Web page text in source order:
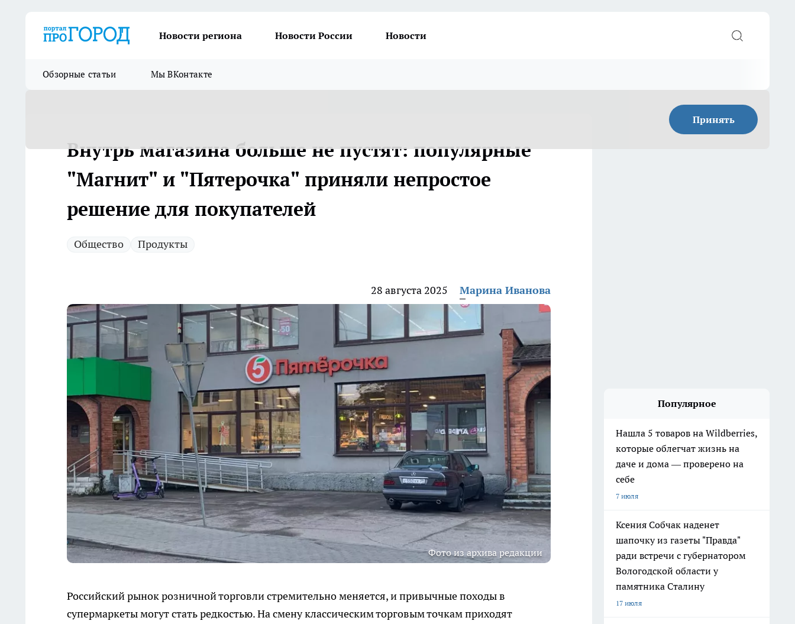
Новости региона Новости России Новости
Обзорные статьи Мы ВКонтакте
Принять
Внутрь магазина больше не пустят: популярные
"Магнит" и "Пятерочка" приняли непростое
решение для покупателей
Общество Продукты
28 августа 2025 Марина Иванова
Фото из архива редакции
Российский рынок розничной торговли стремительно меняется, и привычные походы в
супермаркеты могут стать редкостью. На смену классическим торговым точкам приходят
Популярное
Нашла 5 товаров на Wildberries,
которые облегчат жизнь на
даче и дома — проверено на
себе
7 июля
Ксения Собчак наденет
шапочку из газеты "Правда"
ради встречи с губернатором
Вологодской области у
памятника Сталину
17 июля